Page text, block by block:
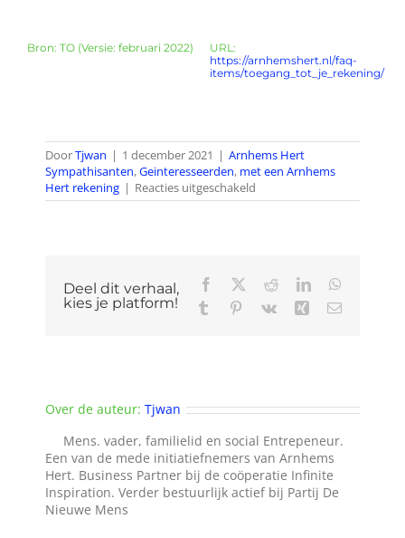
Bron: TO (Versie: februari 2022)
URL:
https://arnhemshert.nl/faq-
items/toegang_tot_je_rekening/
DoorTjwan | 1 december 2021 | Arnhems Hert
Sympathisanten,Geinteresseerden, met een Arnhems
Hert rekening | Reacties uitgeschakeld
Hoe
mijn
rekening?
Deel dit verhaal,
kies je platform!
Facebook RedditLinkedIn
Tumblr Pinterest
Vk Xing E-
Over de auteur: Tjwan
Mens. vader, familielid en social Entrepeneur.
Een van de mede initiatiefnemers van Arnhems
Hert. Business Partner bij de coöperatie Infinite
Inspiration. Verder bestuurlijk actief bij Partij De
Nieuwe Mens